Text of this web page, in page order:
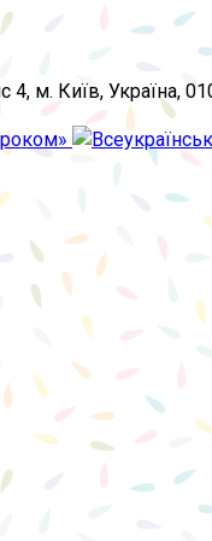
4, м. Київ, Україна,